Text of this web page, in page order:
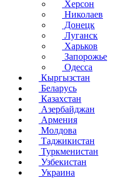
Херсон
Николаев
Донецк
Луганск
Харьков
Запорожье
Одесса
Кыргызстан
Беларусь
Казахстан
Азербайджан
Армения
Молдова
Таджикистан
Туркменистан
Узбекистан
Украина